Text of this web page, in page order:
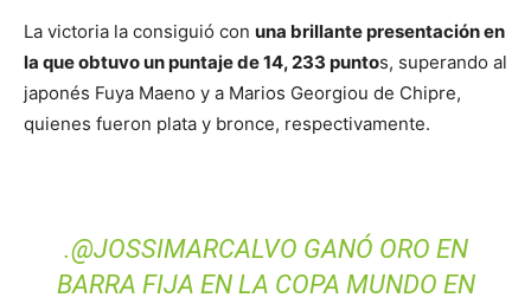
La victoria la consiguió con una brillante presentación en
la que obtuvo un puntaje de 14, 233 puntos, superando al
japonés Fuya Maeno y a Marios Georgiou de Chipre,
quienes fueron plata y bronce, respectivamente.
.@JOSSIMARCALVO GANÓ ORO EN
BARRA FIJA EN LA COPA MUNDO EN